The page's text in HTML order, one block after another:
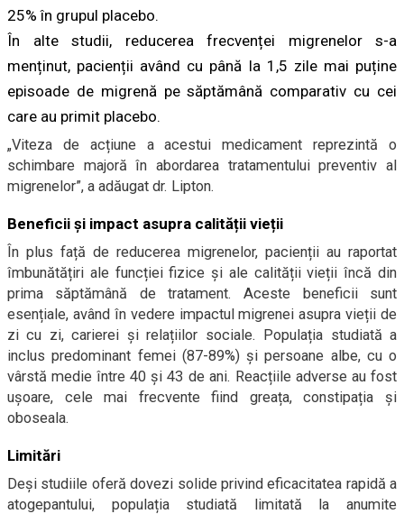
25% în grupul placebo.
În alte studii, reducerea frecvenței migrenelor s-a
menținut, pacienții având cu până la 1,5 zile mai puține
episoade de migrenă pe săptămână comparativ cu cei
care au primit placebo.
„Viteza de acțiune a acestui medicament reprezintă o
schimbare majoră în abordarea tratamentului preventiv al
migrenelor”, a adăugat dr. Lipton.
Beneficii și impact asupra calității vieții
În plus față de reducerea migrenelor, pacienții au raportat
îmbunătățiri ale funcției fizice și ale calității vieții încă din
prima săptămână de tratament. Aceste beneficii sunt
esențiale, având în vedere impactul migrenei asupra vieții de
zi cu zi, carierei și relațiilor sociale. Populația studiată a
inclus predominant femei (87-89%) și persoane albe, cu o
vârstă medie între 40 și 43 de ani. Reacțiile adverse au fost
ușoare, cele mai frecvente fiind greața, constipația și
oboseala.
Limitări
Deși studiile oferă dovezi solide privind eficacitatea rapidă a
atogepantului, populația studiată limitată la anumite